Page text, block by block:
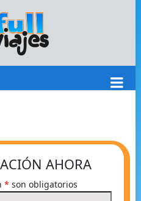
AHORA
* son obligatorios